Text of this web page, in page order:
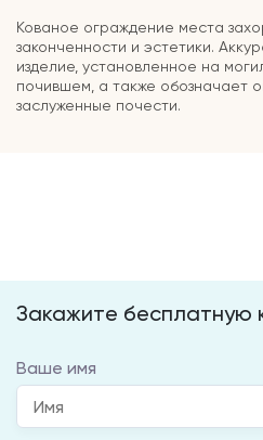
Кованое ограждение места
законченности и эстетики.
изделие, установленное на
почившем, а также обозначает
заслуженные почести.
Закажите бесплатную
Ваше имя